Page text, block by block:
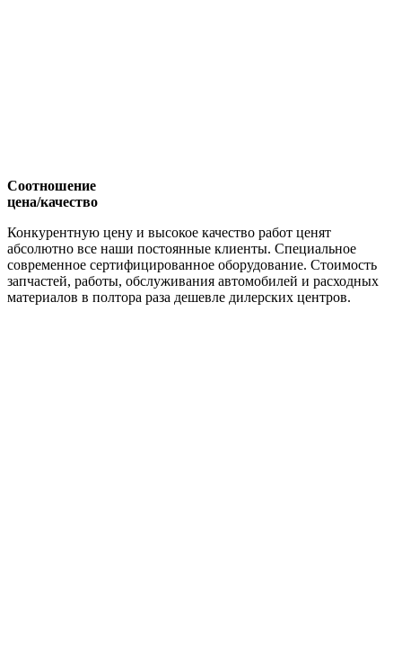
Соотношение
цена/качество
Конкурентную цену и высокое качество работ ценят
абсолютно все наши постоянные клиенты. Специальное
современное сертифицированное оборудование. Стоимость
запчастей, работы, обслуживания автомобилей и расходных
материалов в полтора раза дешевле дилерских центров.